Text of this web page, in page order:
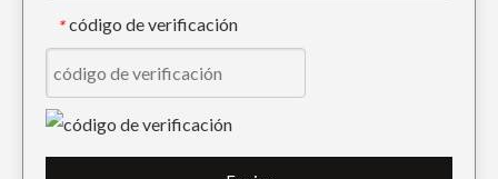
* código de verificación